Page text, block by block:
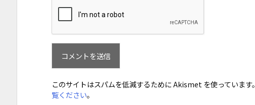
このサイトはスパムを低減するために Akismet を使っています。
覧ください。